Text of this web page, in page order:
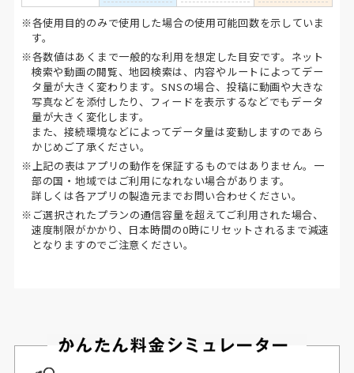
※各使用目的のみで使用した場合の使用可能回数を示していま
す。
※各数値はあくまで一般的な利用を想定した目安です。ネット
検索や動画の閲覧、地図検索は、内容やルートによってデー
タ量が大きく変わります。SNSの場合、投稿に動画や大きな
写真などを添付したり、フィードを表示するなどでもデータ
量が大きく変化します。
また、接続環境などによってデータ量は変動しますのであら
かじめご了承ください。
※上記の表はアプリの動作を保証するものではありません。一
部の国・地域ではご利用になれない場合があります。
詳しくは各アプリの製造元までお問い合わせください。
※ご選択されたプランの通信容量を超えてご利用された場合、
速度制限がかかり、日本時間の0時にリセットされるまで減速
となりますのでご注意ください。